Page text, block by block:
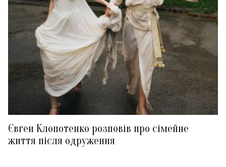
Євген Клопотенко розповів про сімейне
життя після одруження